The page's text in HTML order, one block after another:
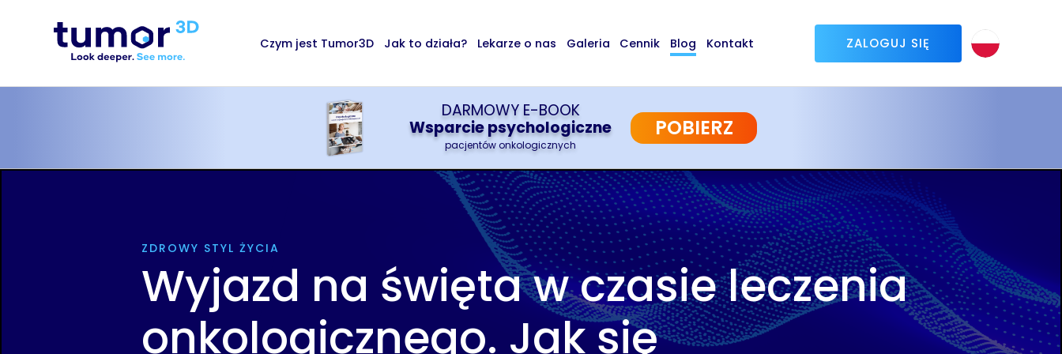
Czym jest Tumor3D Jak to działa? Lekarze o nas Galeria Cennik Blog Kontakt ZALOGUJ SIĘ
DARMOWY E-BOOK
Wsparcie psychologiczne
pacjentów onkologicznych
POBIERZ
ZDROWY STYL ŻYCIA
Wyjazd na święta w czasie leczenia
onkologicznego. Jak się